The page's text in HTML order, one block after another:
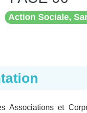
Action Sociale,
Associations et